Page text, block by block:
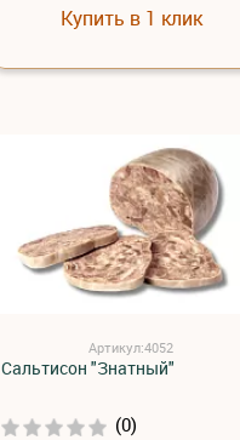
Купить в 1 клик
Артикул:4052
Сальтисон "Знатный"
(0)